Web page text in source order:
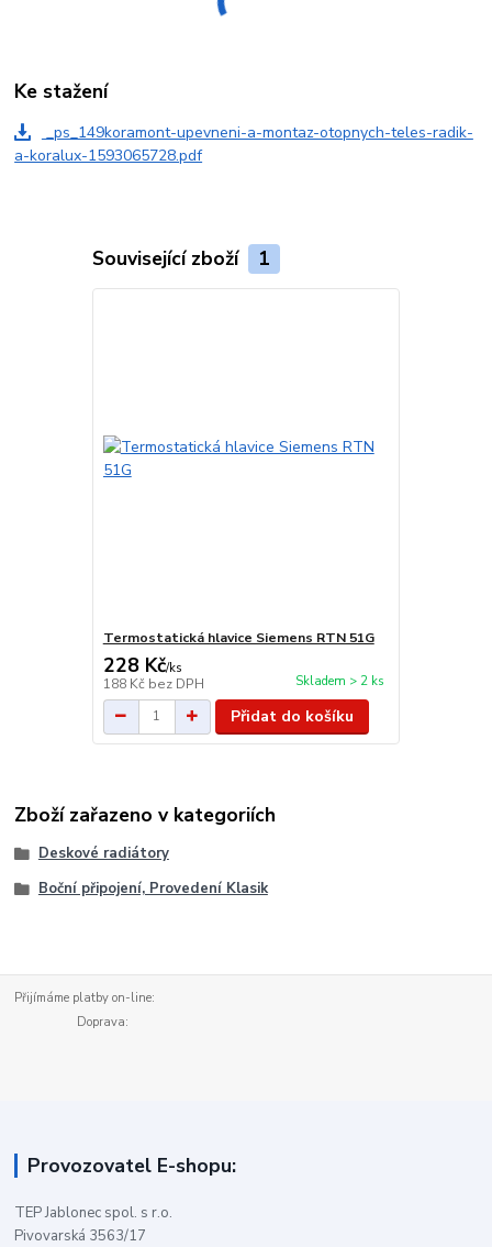
Ke stažení
_ps_149koramont-upevneni-a-montaz-otopnych-teles-radik-
a-koralux-1593065728.pdf
Související zboží 1
Termostatická hlavice Siemens RTN 51G
228 Kč/ks
188 Kč bez DPH Skladem > 2 ks
Přidat do košíku
Zboží zařazeno v kategoriích
Deskové radiátory
Boční připojení, Provedení Klasik
Přijímáme platby on-line:
Doprava:
Provozovatel E-shopu:
TEP Jablonec spol. s r.o.
Pivovarská 3563/17